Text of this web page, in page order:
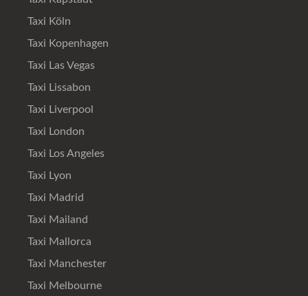
Taxi Köln
Taxi Kopenhagen
Taxi Las Vegas
Taxi Lissabon
Taxi Liverpool
Taxi London
Taxi Los Angeles
Taxi Lyon
Taxi Madrid
Taxi Mailand
Taxi Mallorca
Taxi Manchester
Taxi Melbourne